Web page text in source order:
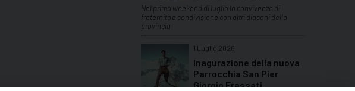
Nel primo weekend di luglio la convivenza di
fraternità e condivisione con altri diaconi della
provincia
1 Luglio 2026
Inagurazione della nuova
Parrocchia San Pier
Giorgio Frassati